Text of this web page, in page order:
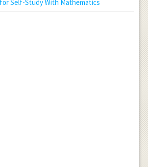
Self-Study With Mathematics